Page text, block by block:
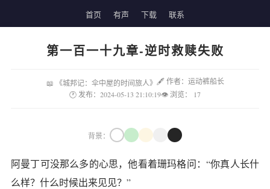
首页 有声 下载 联系
第一百一十九章-逆时救赎失败
📖 《城邦记：伞中屋的时间旅人》 🖋 作者：运动裤船长
🕐 发布：2024-05-13 21:10:19👁 浏览： 17
背景：
阿曼丁可没那么多的心思，他看着珊玛格问：“你真人长什
么样？什么时候出来见见？”